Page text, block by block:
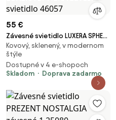
55 €
Závesné svietidlo LUXERA SPHERA
závesné svietidlo 46057
Kovový, sklenený, v modernom
štýle
Dostupné v 4 e-shopoch
Skladom
Doprava zadarmo